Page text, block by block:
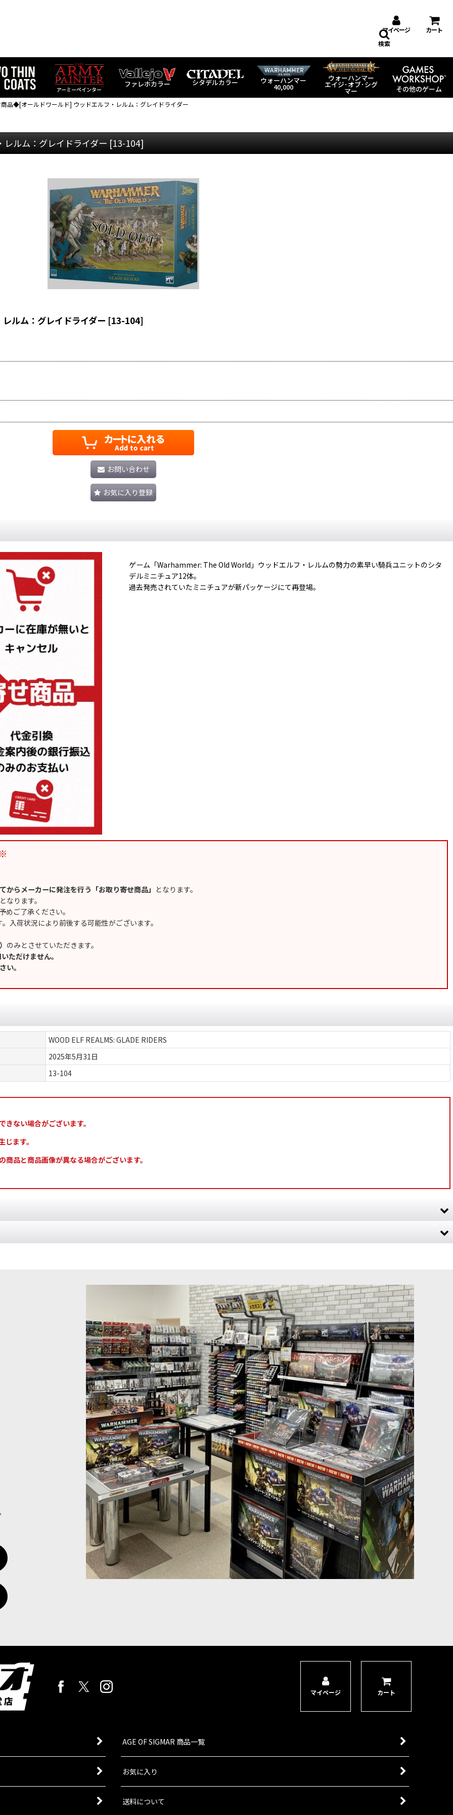
マイページ カート
アーミーペインター
ファレホカラー シタデルカラー ウォーハンマー
40,000
ウォーハンマー
エイジ･オブ･シグ
マー その他のゲーム
検索
品◆[オールドワールド] ウッドエルフ・レルム：グレイドライダー
ルム：グレイドライダー [13-104]
ルム：グレイドライダー [13-104]
お問い合わせ
お気に入り登録
ゲーム「Warhammer: The Old World」ウッドエルフ・レルムの勢力の素早い騎兵ユニットのシタ
デルミニチュア12体。
過去発売されていたミニチュアが新パッケージにて再登場。
からメーカーに発注を行う「お取り寄せ商品」 となります。
なります。
めご了承ください。
入荷状況により前後する可能性がございます。
のみとさせていただきます。
ただけません。
い。
WOOD ELF REALMS: GLADE RIDERS
2025年5月31日
13-104
ない場合がございます。
ます。
品と商品画像が異なる場合がございます。
・レルムの勢力のコレクションを始めるのにおすすめなシタデルミニチュア62体セット。ワイルドライダー／シスター・オヴ・ソー
・レルム：グレイドガード[13-105]
・レルムの勢力の基幹となるインファントリユニットのシタデルミニチュア32体。過去発売されていたミニチュアが新パッケージに
・レルム：エターナルガード[13-106]
・レルムの勢力のシタデルミニチュア20体。過去発売されていたミニチュアが新パッケージにて再登場。]※【こちらの商品は「お
レルム：タルシンの貴人アラロス
・レルムの勢力の頑丈で攻撃力の高いキャラクターのシタデルミニチュア1体。過去発売されていたミニチュアが新パッケージにて
ルム：ハイエルフ・ロアマスター
レルムの勢力のシタデルミニチュア12体。過去発売されていたミニチュアが新パッケージにて再登場。※【こちらの商品は「お取り
◆[オールドワールド] ウッドエルフ・レ
◆取り寄せ商品◆[オールドワールド] ハイエルフ・レル
ム：ドラゴンプリンス・オヴ・カレドール[13-17]
12,800円(税込)
◆取り寄せ商品◆[オールドワールド] ハイエルフ・レル
ム：ハイエルフ・ロアマスター[13-08]
4,200円(税込)
マイページ カート
AGE OF SIGMAR 商品一覧
お気に入り
送料について